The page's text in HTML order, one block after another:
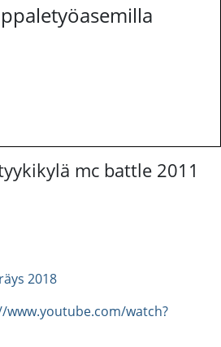
mc battle 2011
2018
www.youtube.com/watch?